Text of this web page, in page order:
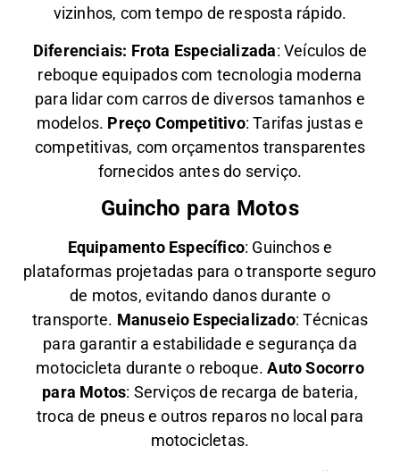
vizinhos, com tempo de resposta rápido.
Diferenciais: Frota Especializada: Veículos de
reboque equipados com tecnologia moderna
para lidar com carros de diversos tamanhos e
modelos. Preço Competitivo: Tarifas justas e
competitivas, com orçamentos transparentes
fornecidos antes do serviço.
Guincho para Motos
Equipamento Específico: Guinchos e
plataformas projetadas para o transporte seguro
de motos, evitando danos durante o
transporte. Manuseio Especializado: Técnicas
para garantir a estabilidade e segurança da
motocicleta durante o reboque.Auto Socorro
para Motos: Serviços de recarga de bateria,
troca de pneus e outros reparos no local para
motocicletas.